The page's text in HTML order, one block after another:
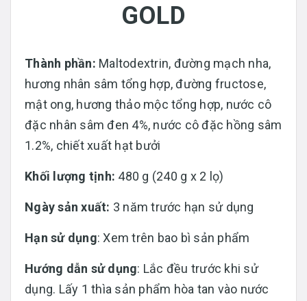
GOLD
Thành phần: Maltodextrin, đường mạch nha,
hương nhân sâm tổng hợp, đường fructose,
mật ong, hương thảo mộc tổng hợp, nước cô
đặc nhân sâm đen 4%, nước cô đặc hồng sâm
1.2%, chiết xuất hạt bưởi
Khối lượng tịnh: 480 g (240 g x 2 lọ)
Ngày sản xuất: 3 năm trước hạn sử dụng
Hạn sử dụng: Xem trên bao bì sản phẩm
Hướng dẫn sử dụng: Lắc đều trước khi sử
dụng. Lấy 1 thìa sản phẩm hòa tan vào nước